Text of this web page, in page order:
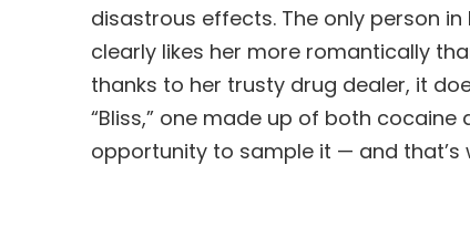
disastrous effects. The only person
clearly likes her more romantically
thanks to her trusty drug dealer, it
“Bliss,” one made up of both cocaine
opportunity to sample it — and that’s